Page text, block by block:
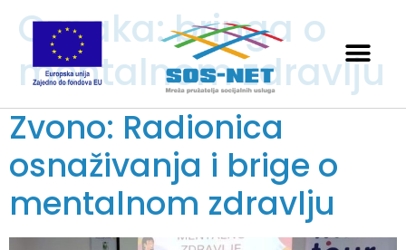
Oznaka:bringa o
mentalnom zdravlju
Zvono: Radionica
osnaživanja i brige o
mentalnom zdravlju